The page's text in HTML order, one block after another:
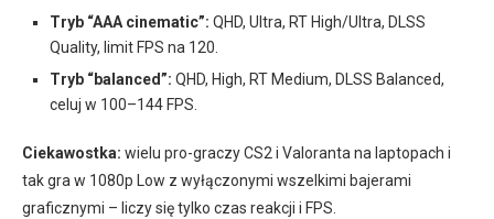
Tryb “AAA cinematic”: QHD, Ultra, RT High/Ultra, DLSS
Quality, limit FPS na 120.
Tryb “balanced”: QHD, High, RT Medium, DLSS Balanced,
celuj w 100–144 FPS.
Ciekawostka: wielu pro-graczy CS2 i Valoranta na laptopach i
tak gra w 1080p Low z wyłączonymi wszelkimi bajerami
graficznymi – liczy się tylko czas reakcji i FPS.